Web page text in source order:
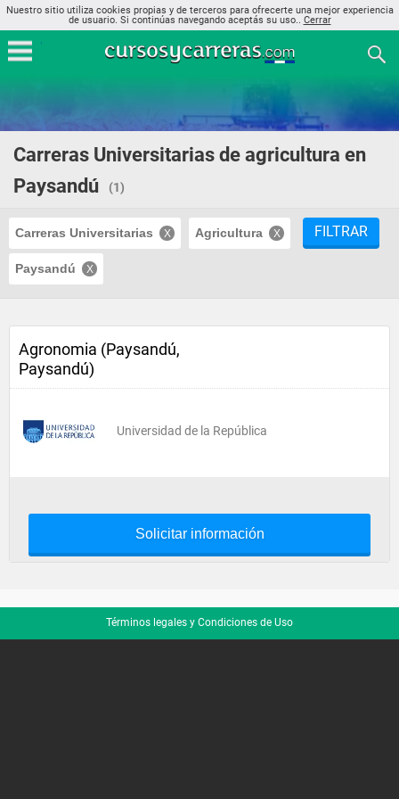
Nuestro sitio utiliza cookies propias y de terceros para ofrecerte una mejor experiencia
de usuario. Si continúas navegando aceptás su uso.. Cerrar
Carreras Universitarias de agricultura en
Paysandú
(1)
Carreras Universitarias Agricultura
Paysandú
FILTRAR
Agronomia (Paysandú,
Paysandú)
Universidad de la República
Solicitar información
Términos legales y Condiciones de Uso